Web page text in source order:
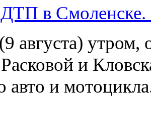
в Смоленске.
августа) утром,
и
авто и